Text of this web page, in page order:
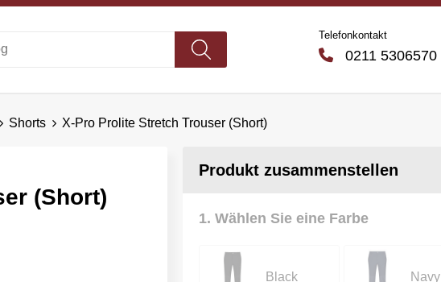
Telefonkontakt
0211 5306570
Shorts X-Pro Prolite Stretch Trouser (Short)
(Short)
Produkt zusammenstellen
1. Wählen Sie eine Farbe
Black Navy